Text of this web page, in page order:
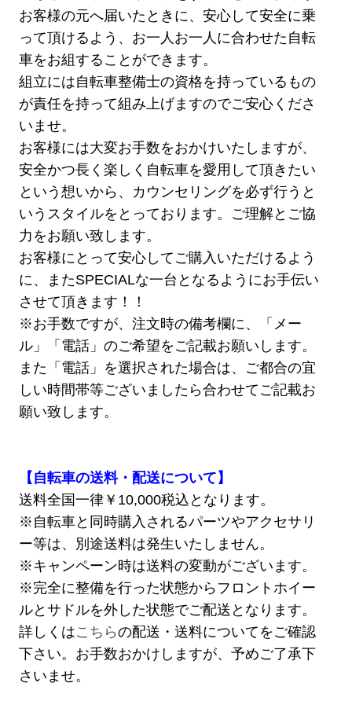
お客様の元へ届いたときに、安心して安全に乗
って頂けるよう、お一人お一人に合わせた自転
車をお組することができます。
組立には自転車整備士の資格を持っているもの
が責任を持って組み上げますのでご安心くださ
いませ。
お客様には大変お手数をおかけいたしますが、
安全かつ長く楽しく自転車を愛用して頂きたい
という想いから、カウンセリングを必ず行うと
いうスタイルをとっております。ご理解とご協
力をお願い致します。
お客様にとって安心してご購入いただけるよう
に、またSPECIALな一台となるようにお手伝い
させて頂きます！！
※お手数ですが、注文時の備考欄に、「メー
ル」「電話」のご希望をご記載お願いします。
また「電話」を選択された場合は、ご都合の宜
しい時間帯等ございましたら合わせてご記載お
願い致します。
【自転車の送料・配送について】
送料全国一律￥10,000税込となります。
※自転車と同時購入されるパーツやアクセサリ
ー等は、別途送料は発生いたしません。
※キャンペーン時は送料の変動がございます。
※完全に整備を行った状態からフロントホイー
ルとサドルを外した状態でご配送となります。
詳しくはこちらの配送・送料についてをご確認
下さい。お手数おかけしますが、予めご了承下
さいませ。